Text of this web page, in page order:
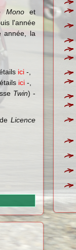
Monoet
l'année
année, la
ici -,
ici -,
Twin) -
deLicence